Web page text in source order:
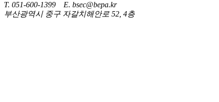
T. 051-600-1399 E. bsec@bepa.kr
부산광역시 중구 자갈치해안로 52, 4층